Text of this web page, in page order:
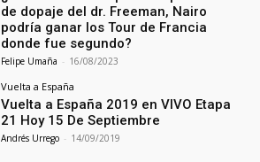
de dopaje del dr. Freeman, Nairo
podría ganar los Tour de Francia
donde fue segundo?
Felipe Umaña - 16/08/2023
Vuelta a España
Vuelta a España 2019 en VIVO Etapa
21 Hoy 15 De Septiembre
Andrés Urrego - 14/09/2019